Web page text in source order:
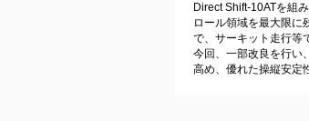
Direct Shift‐10ATを組
ロール領域を最大限に
で、サーキット走行等
今回、一部改良を行い
高め、優れた操縦安定